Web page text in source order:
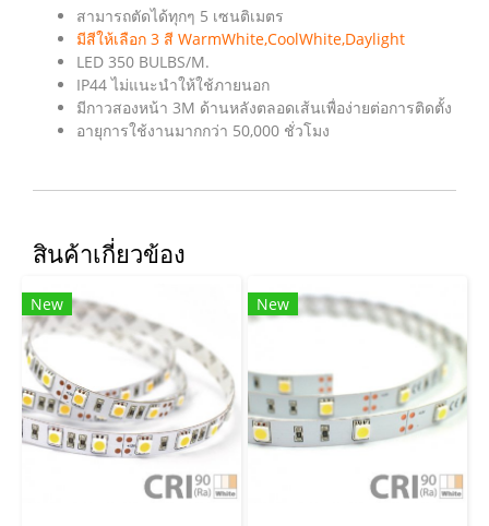
สามารถตัดได้ทุกๆ 5 เซนติเมตร
มีสีให้เลือก 3 สี WarmWhite,CoolWhite,Daylight
LED 350 BULBS/M.
IP44 ไม่แนะนำให้ใช้ภายนอก
มีกาวสองหน้า 3M ด้านหลังตลอดเส้นเพื่อง่ายต่อการติดตั้ง
อายุการใช้งานมากกว่า 50,000 ชั่วโมง
สินค้าเกี่ยวข้อง
New New